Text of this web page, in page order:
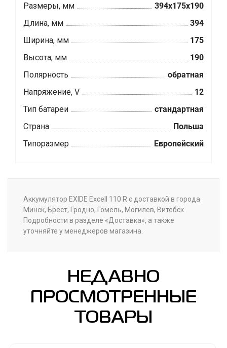
Размеры, мм
394x175x190
Длина, мм
394
Ширина, мм
175
Высота, мм
190
Полярность
обратная
Напряжение, V
12
Тип батареи
стандартная
Страна
Польша
Типоразмер
Европейский
Аккумулятор EXIDE Excell 110 R с доставкой в города
Минск, Брест, Гродно, Гомель, Могилев, Витебск.
Подробности в разделе «Доставка», а также
уточняйте у менеджеров магазина.
НЕДАВНО
ПРОСМОТРЕННЫЕ
ТОВАРЫ